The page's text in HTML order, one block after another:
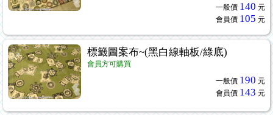
一般價 140 元
會員價 105 元
標籤圖案布~(黑白線軸板/綠底)
會員方可購買
一般價 190 元
會員價 143 元